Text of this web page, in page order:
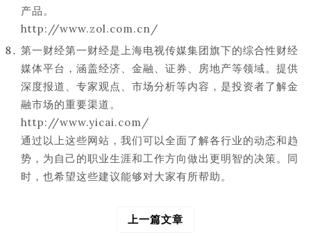
产品。
http://www.zol.com.cn/
第一财经第一财经是上海电视传媒集团旗下的综合性财经
媒体平台，涵盖经济、金融、证券、房地产等领域。提供
深度报道、专家观点、市场分析等内容，是投资者了解金
融市场的重要渠道。
http://www.yicai.com/
通过以上这些网站，我们可以全面了解各行业的动态和趋
势，为自己的职业生涯和工作方向做出更明智的决策。同
时，也希望这些建议能够对大家有所帮助。
上一篇文章